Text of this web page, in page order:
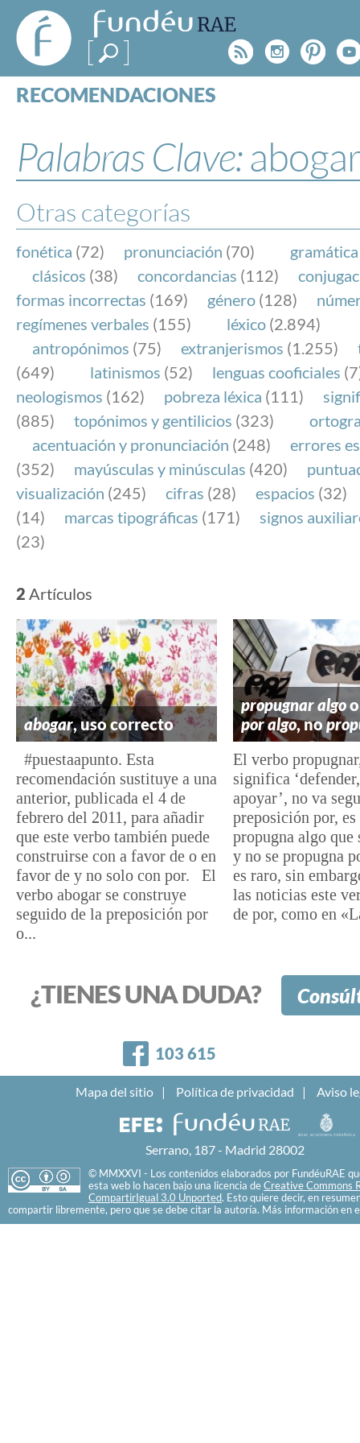
FundéuRAE
- Fundación
del Español
Urgente
Rss
RECOMENDACIONES
ESPECIALES
BLOG
NOTICIAS
SOBRE LA FUNDÉURAE
FundéuRAE es una fundación patrocinada por la
y la Real Academia Española, cuyo objetivo es
el buen uso del español en los medios de
Internet.
Palabras Clave:
Otras categorías
fonética (72) pronunciación (70) gramática
clásicos (38) concordancias (112)
formas incorrectas (169) género (128)
regímenes verbales (155) léxico (2.894)
antropónimos (75) extranjerismos (1.255)
(649)
latinismos (52) lenguas cooficiales
neologismos (162) pobreza léxica (111)
(885)
topónimos y gentilicios (323)
acentuación y pronunciación (248)
errores
(352)
mayúsculas y minúsculas (420)
visualización (245) cifras (28) espacios (32)
(14)
marcas tipográficas (171)
signos
(23)
2 Artículos
abogar, uso correcto
#puestaapunto. Esta
recomendación sustituye a una
anterior, publicada el 4 de
febrero del 2011, para añadir
que este verbo también puede
construirse con a favor de o en
favor de y no solo con por. El
verbo abogar se construye
seguido de la preposición por
o...
propugnar algo
por algo, no
El verbo
significa
apoyar’, no va
preposición por, es
propugna algo que
y no se propugna
es raro, sin
las noticias este
de por, como en
¿TIENES UNA DUDA?
Facebook
103 615
Mapa del sitio Política de privacidad Aviso
Serrano, 187 - Madrid 28002
© MMXXVI - Los contenidos elaborados por FundéuRAE
esta web lo hacen bajo una licencia de Creative Commons
CompartirIgual 3.0 Unported. Esto quiere decir, en
compartir libremente, pero que se debe citar la autoría. Más información en